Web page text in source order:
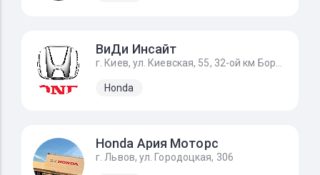
ВиДи Инсайт
Honda
Honda Ария Моторс
г. Львов, ул. Городоцкая, 306